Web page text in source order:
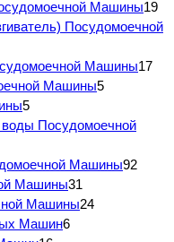
Машины19
Посудомоечной
Машины17
Машины5
5
воды Посудомоечной
Машины92
Машины31
Машины24
Машин6